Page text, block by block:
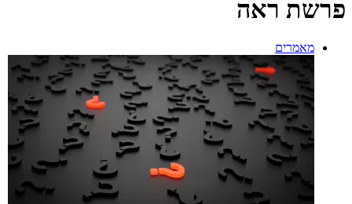
פרשת ראה
מאמרים